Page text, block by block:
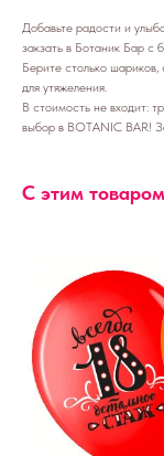
Добавьте радости и
закзать в Ботаник Бар с
Берите столько шариков,
для утяжеления.
В стоимость не входит:
выбор в BOTANIC BAR!
С этим